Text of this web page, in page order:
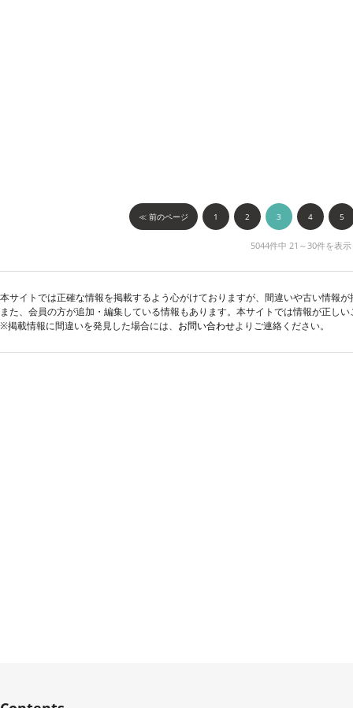
≪ 前のページ 1 2 3 4 5
5044件中 21～30件を表示
本サイトでは正確な情報を掲載するよう心がけておりますが、間違いや古い情報
また、会員の方が追加・編集している情報もあります。本サイトでは情報が正し
※掲載情報に間違いを発見した場合には、 お問い合わせよりご連絡ください。